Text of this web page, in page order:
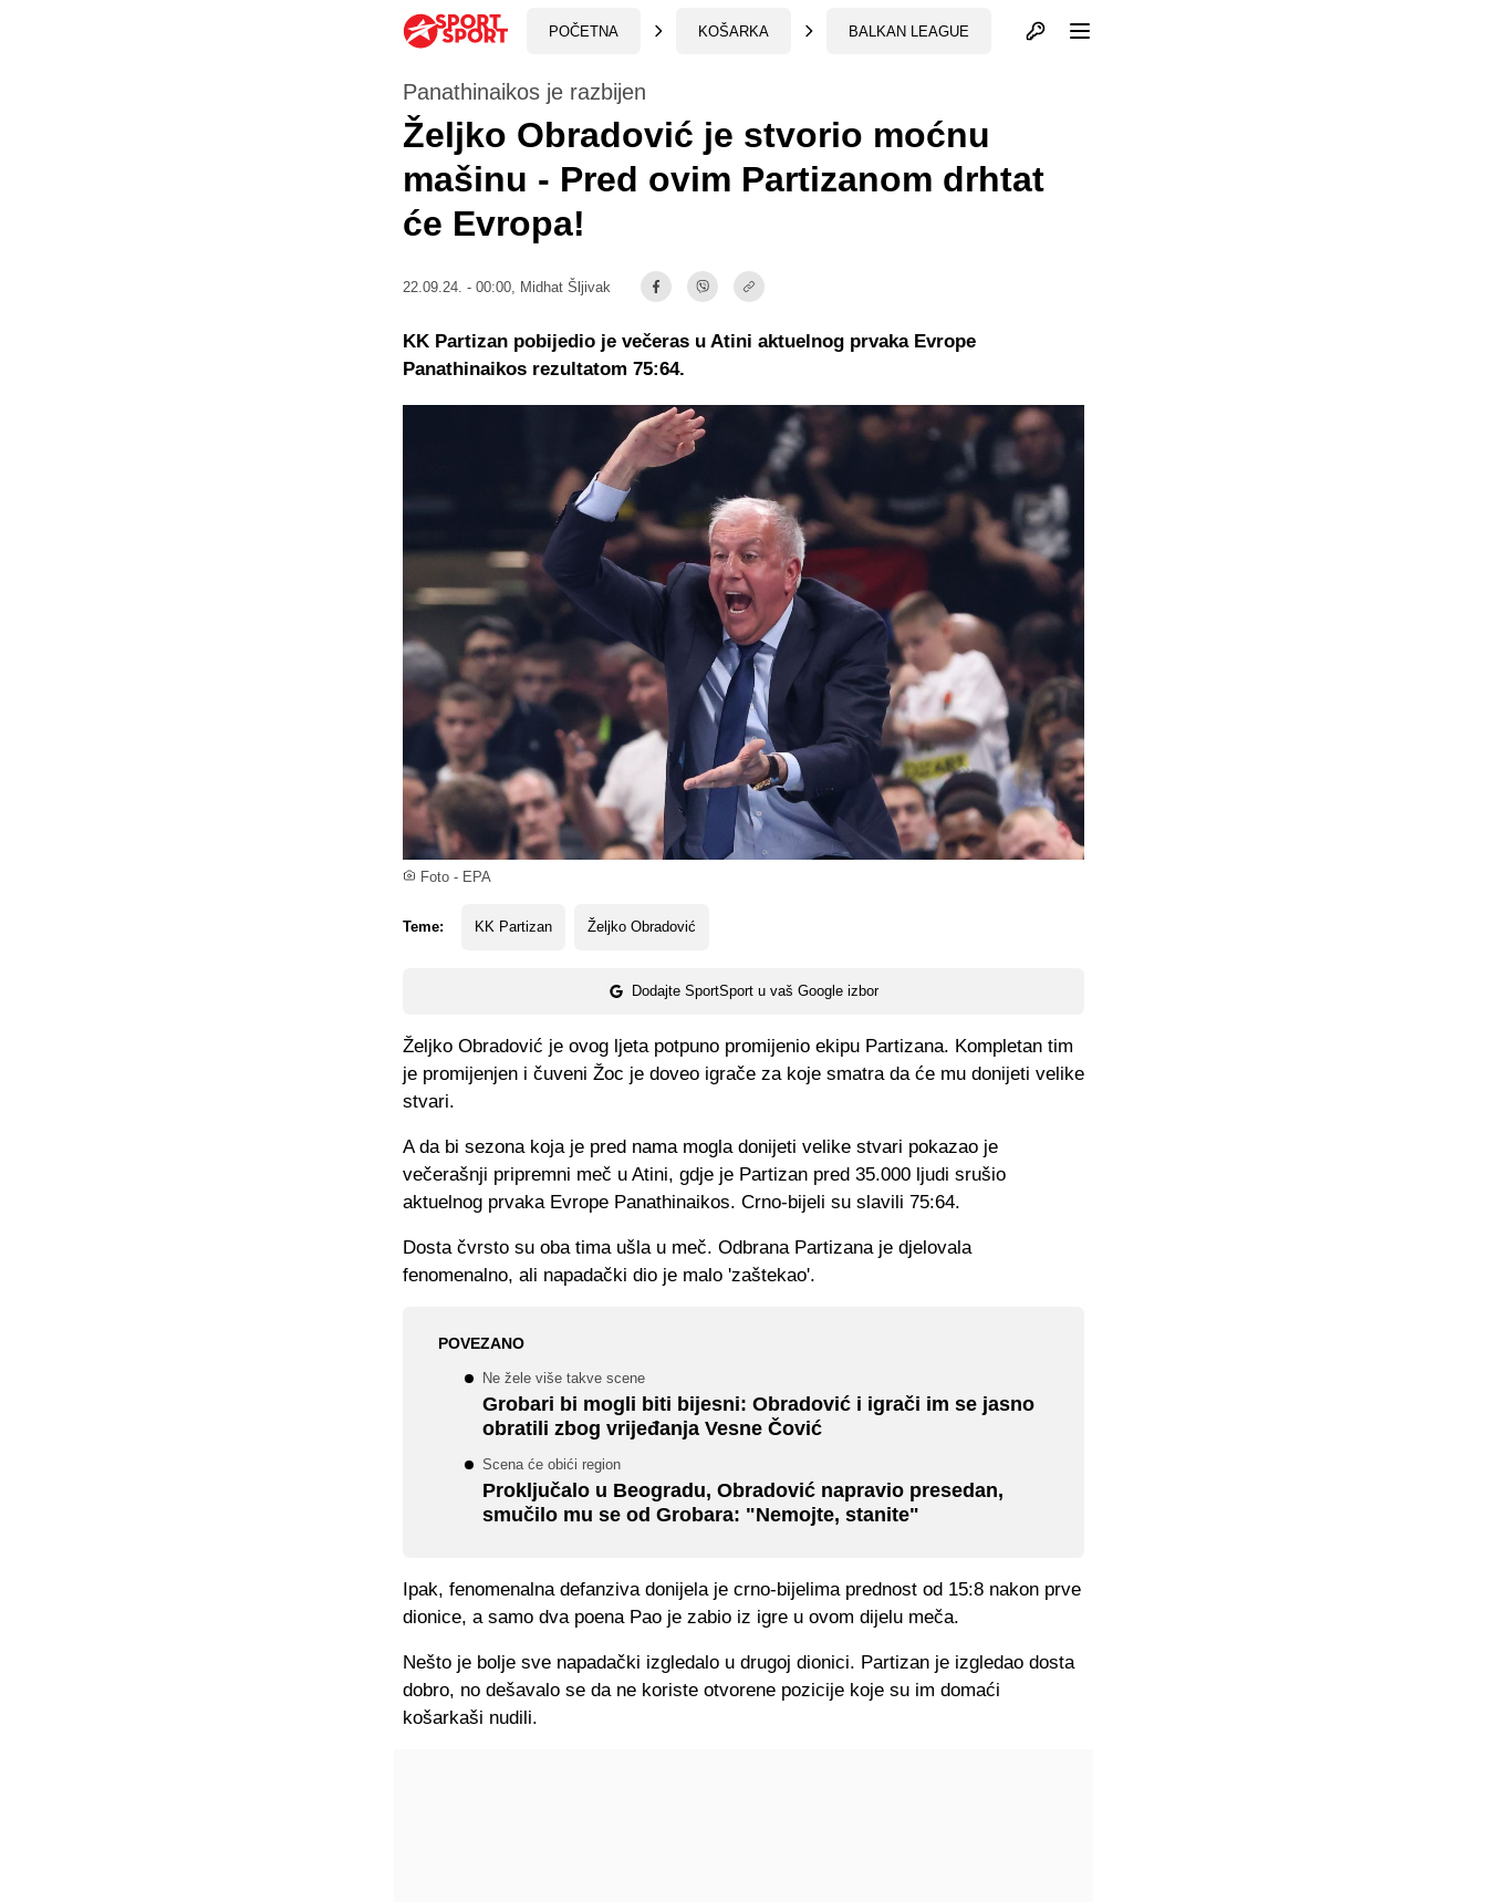
POČETNA KOŠARKA BALKAN LEAGUE Otvori profil
Foto - EPA
Panathinaikos je razbijen
Željko Obradović je stvorio moćnu
mašinu - Pred ovim Partizanom drhtat
će Evropa!
22.09.24. - 00:00, Midhat Šljivak
Teme: KK Partizan Željko Obradović
Dodajte SportSport u vaš Google izbor
KK Partizan pobijedio je večeras u Atini aktuelnog prvaka Evrope
Panathinaikos rezultatom 75:64.
Željko Obradović je ovog ljeta potpuno promijenio ekipu Partizana. Kompletan tim
je promijenjen i čuveni Žoc je doveo igrače za koje smatra da će mu donijeti velike
stvari.
A da bi sezona koja je pred nama mogla donijeti velike stvari pokazao je
večerašnji pripremni meč u Atini, gdje je Partizan pred 35.000 ljudi srušio
aktuelnog prvaka Evrope Panathinaikos. Crno-bijeli su slavili 75:64.
Dosta čvrsto su oba tima ušla u meč. Odbrana Partizana je djelovala
fenomenalno, ali napadački dio je malo 'zaštekao'.
POVEZANO
Ne žele više takve scene
Grobari bi mogli biti bijesni: Obradović i igrači im se jasno
obratili zbog vrijeđanja Vesne Čović
Scena će obići region
Proključalo u Beogradu, Obradović napravio presedan,
smučilo mu se od Grobara: "Nemojte, stanite"
Ipak, fenomenalna defanziva donijela je crno-bijelima prednost od 15:8 nakon prve
dionice, a samo dva poena Pao je zabio iz igre u ovom dijelu meča.
Nešto je bolje sve napadački izgledalo u drugoj dionici. Partizan je izgledao dosta
dobro, no dešavalo se da ne koriste otvorene pozicije koje su im domaći
košarkaši nudili.